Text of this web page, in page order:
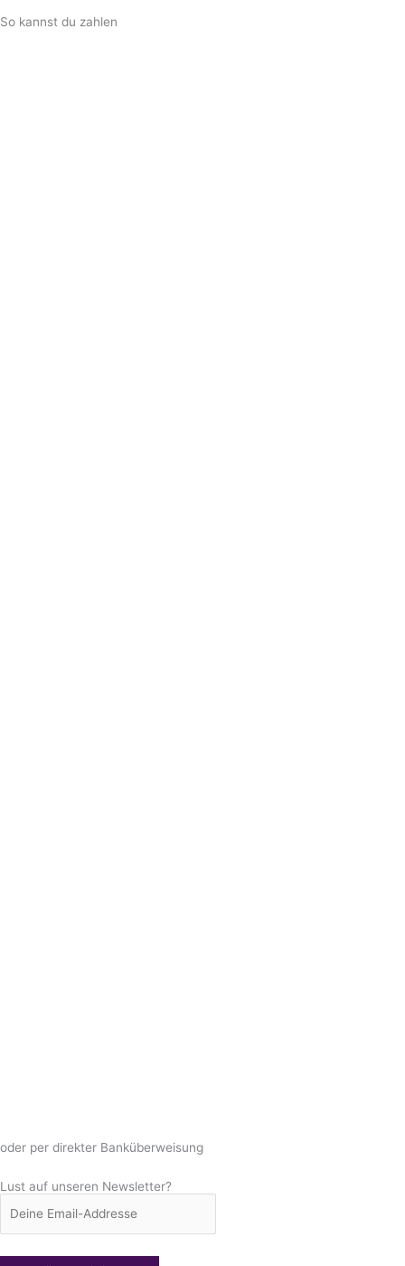
So kannst du zahlen
oder per direkter Banküberweisung
Lust auf unseren Newsletter?